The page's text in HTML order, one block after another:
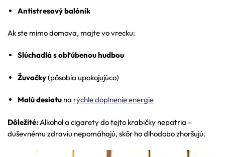
Antistresový balónik
Ak ste mimo domova, majte vo vrecku:
Slúchadlá s obľúbenou hudbou
Žuvačky(pôsobia upokojujúco)
Malú desiatu na rýchle doplnenie energie
Dôležité:Alkohol a cigarety do tejto krabičky nepatria –
duševnému zdraviu nepomáhajú, skôr ho dlhodobo zhoršujú.